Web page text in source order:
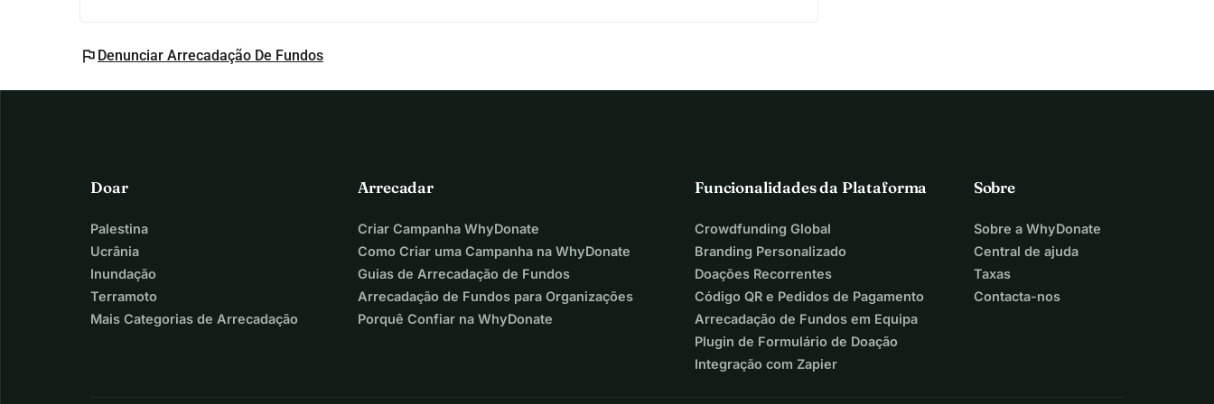
flag Denunciar Arrecadação De Fundos
Doar
Palestina
Ucrânia
Inundação
Terramoto
Mais Categorias de Arrecadação
Arrecadar
Criar Campanha WhyDonate
Como Criar uma Campanha na WhyDonate
Guias de Arrecadação de Fundos
Arrecadação de Fundos para Organizações
Porquê Confiar na WhyDonate
Funcionalidades da Plataforma
Crowdfunding Global
Branding Personalizado
Doações Recorrentes
Código QR e Pedidos de Pagamento
Arrecadação de Fundos em Equipa
Plugin de Formulário de Doação
Integração com Zapier
Sobre
Sobre a WhyDonate
Central de ajuda
Taxas
Contacta-nos